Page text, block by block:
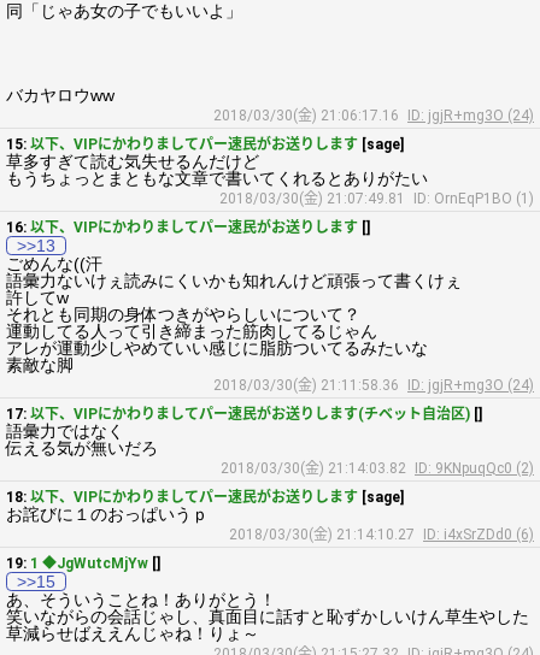
同「じゃあ女の子でもいいよ」
バカヤロウww
2018/03/30(金) 21:06:17.16
ID: jgjR+mg3O (24)
15: 以下、VIPにかわりましてパー速民がお送りします [sage]
草多すぎて読む気失せるんだけど
もうちょっとまともな文章で書いてくれるとありがたい
2018/03/30(金) 21:07:49.81
ID: OrnEqP1BO (1)
16: 以下、VIPにかわりましてパー速民がお送りします []
>>13
ごめんな((汗
語彙力ないけぇ読みにくいかも知れんけど頑張って書くけぇ
許してw
それとも同期の身体つきがやらしいについて？
運動してる人って引き締まった筋肉してるじゃん
アレが運動少しやめていい感じに脂肪ついてるみたいな
素敵な脚
2018/03/30(金) 21:11:58.36
ID: jgjR+mg3O (24)
17: 以下、VIPにかわりましてパー速民がお送りします(チベット自治区) []
語彙力ではなく
伝える気が無いだろ
2018/03/30(金) 21:14:03.82
ID: 9KNpuqQc0 (2)
18: 以下、VIPにかわりましてパー速民がお送りします [sage]
お詫びに１のおっぱいうｐ
2018/03/30(金) 21:14:10.27
ID: i4xSrZDd0 (6)
19: 1 ◆JgWutcMjYw []
>>15
あ、そういうことね！ありがとう！
笑いながらの会話じゃし、真面目に話すと恥ずかしいけん草生やした
草減らせばええんじゃね！りょ～